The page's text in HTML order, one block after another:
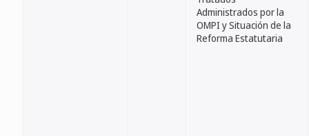
Administrados por la
OMPI y Situación de la
Reforma Estatutaria